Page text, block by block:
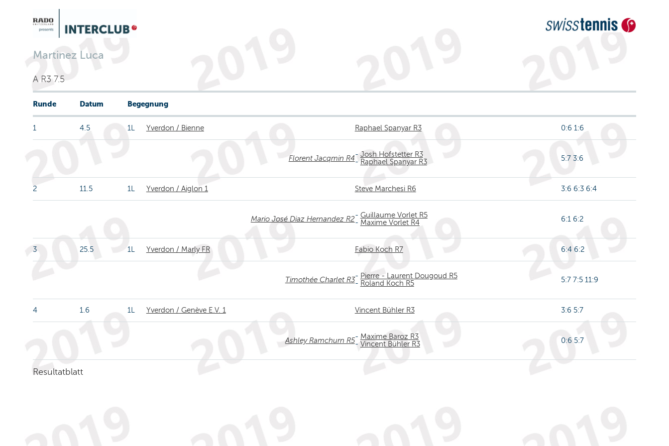
Martinez Luca
A R3 7.5
Runde Datum Begegnung
1 4.5 1L Yverdon / Bienne Raphael Spanyar R3 0:6 1:6
Florent Jacqmin R4- Josh Hofstetter R3
- Raphael Spanyar R3 5:7 3:6
2 11.5 1L Yverdon / Aiglon 1 Steve Marchesi R6 3:6 6:3 6:4
Mario José Diaz Hernandez R2- Guillaume Vorlet R5
- Maxime Vorlet R4 6:1 6:2
3 25.5 1L Yverdon / Marly FR Fabio Koch R7 6:4 6:2
Timothée Charlet R3- Pierre - Laurent Dougoud R5
- Roland Koch R5 5:7 7:5 11:9
4 1.6 1L Yverdon / Genève E.V. 1 Vincent Bühler R3 3:6 5:7
Ashley Ramchurn R5- Maxime Baroz R3
- Vincent Bühler R3 0:6 5:7
Resultatblatt